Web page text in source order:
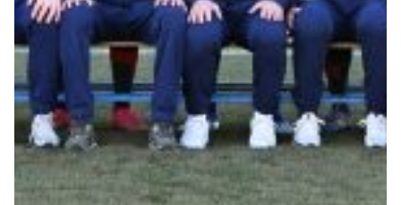
Summer Sale
Mare
Accessori
Party